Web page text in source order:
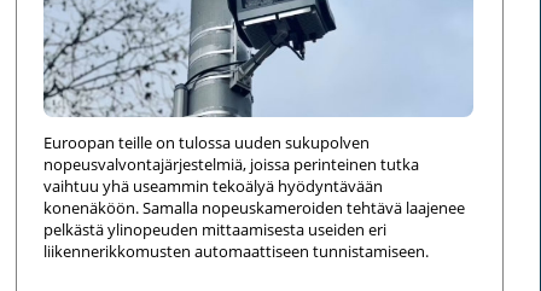
Euroopan teille on tulossa uuden sukupolven
nopeusvalvontajärjestelmiä, joissa perinteinen tutka
vaihtuu yhä useammin tekoälyä hyödyntävään
konenäköön. Samalla nopeuskameroiden tehtävä laajenee
pelkästä ylinopeuden mittaamisesta useiden eri
liikennerikkomusten automaattiseen tunnistamiseen.